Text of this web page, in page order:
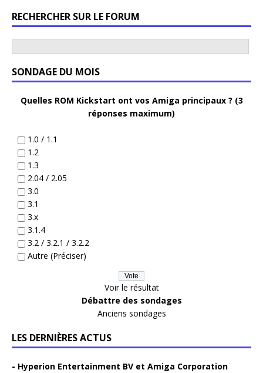
RECHERCHER SUR LE FORUM
SONDAGE DU MOIS
Quelles ROM Kickstart ont vos Amiga principaux ? (3
réponses maximum)
1.0 / 1.1
1.2
1.3
2.04 / 2.05
3.0
3.1
3.x
3.1.4
3.2 / 3.2.1 / 3.2.2
Autre (Préciser)
Voir le résultat
Débattre des sondages
Anciens sondages
LES DERNIÈRES ACTUS
Hyperion Entertainment BV et Amiga Corporation